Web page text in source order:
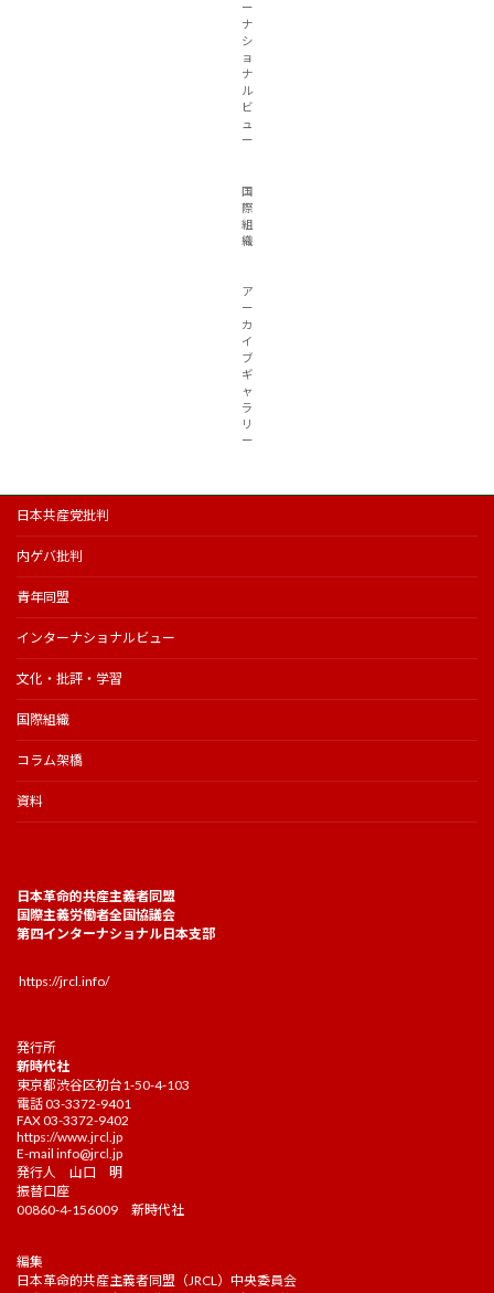
ー
ナ
シ
ョ
ナ
ル
ビ
ュ
ー
国
際
組
織
ア
ー
カ
イ
ブ
ギ
ャ
ラ
リ
ー
日本共産党批判
内ゲバ批判
青年同盟
インターナショナルビュー
文化・批評・学習
国際組織
コラム架橋
資料
日本革命的共産主義者同盟
国際主義労働者全国協議会
第四インターナショナル日本支部
https://jrcl.info/
発行所
新時代社
東京都渋谷区初台1-50-4-103
電話 03-3372-9401
FAX 03-3372-9402
https://www.jrcl.jp
E-mail info@jrcl.jp
発行人 山口 明
振替口座
00860-4-156009 新時代社
編集
日本革命的共産主義者同盟（JRCL）中央委員会